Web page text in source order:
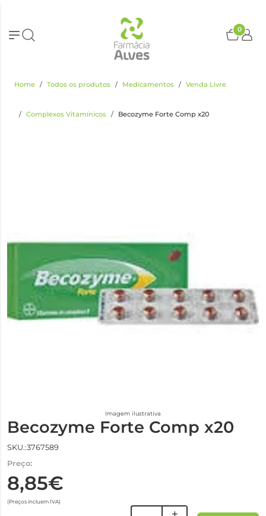
0
Home Todos os produtos Medicamentos Venda Livre
Complexos Vitamínicos Becozyme Forte Comp x20
Imagem ilustrativa
Becozyme Forte Comp x20
SKU.:3767589
Preço:
8,85€
(Preços incluem IVA)